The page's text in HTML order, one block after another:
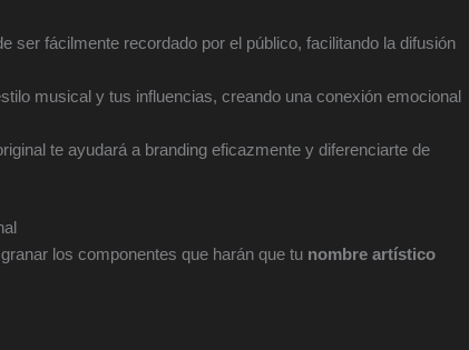
ser fácilmente recordado por el público, facilitando la difusión
musical y tus influencias, creando una conexión emocional
te ayudará a branding eficazmente y diferenciarte de
los componentes que harán que tu nombre artístico